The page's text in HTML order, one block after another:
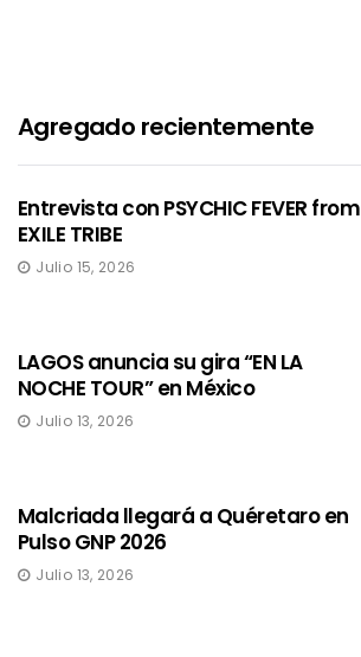
Agregado recientemente
Entrevista con PSYCHIC FEVER from
EXILE TRIBE
Julio 15, 2026
LAGOS anuncia su gira “EN LA
NOCHE TOUR” en México
Julio 13, 2026
Malcriada llegará a Quéretaro en
Pulso GNP 2026
Julio 13, 2026